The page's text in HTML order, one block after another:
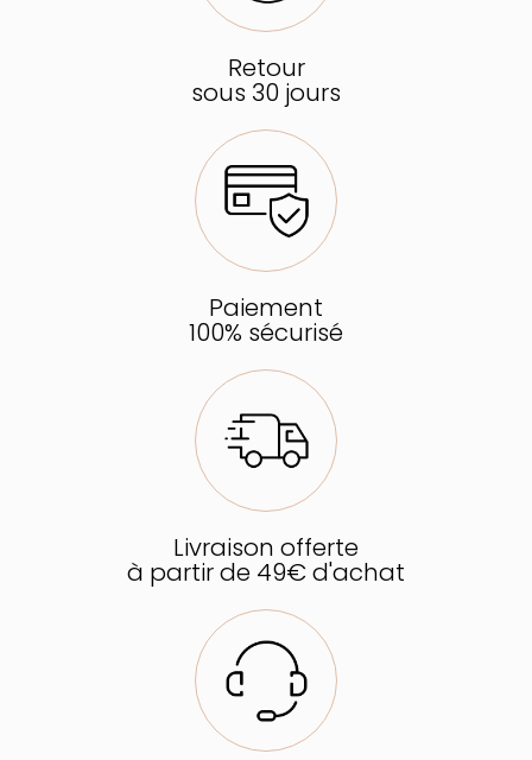
Retour
sous 30 jours
Paiement
100% sécurisé
Livraison offerte
à partir de 49€ d'achat